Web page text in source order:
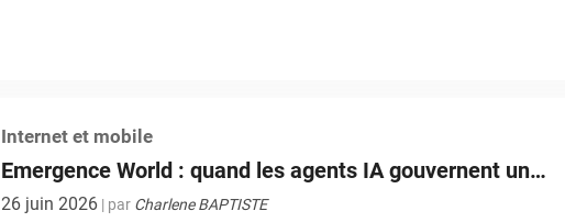
Internet et mobile
Emergence World : quand les agents IA gouvernent un
monde virtuel
26 juin 2026 | par Charlene BAPTISTE